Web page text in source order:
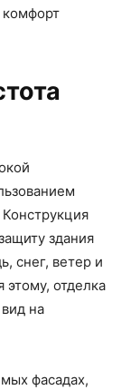
комфорт
здания
снег, ветер и
этому, отделка
на
фасадах,